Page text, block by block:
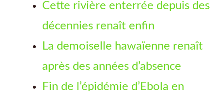
Cette rivière enterrée depuis des
décennies renaît enfin
La demoiselle hawaïenne renaît
après des années d’absence
Fin de l’épidémie d’Ebola en